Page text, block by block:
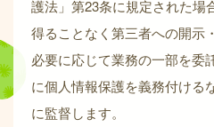
護法」第23条に規定された場
得ることなく第三者への開示
必要に応じて業務の一部を委
に個人情報保護を義務付ける
に監督します。